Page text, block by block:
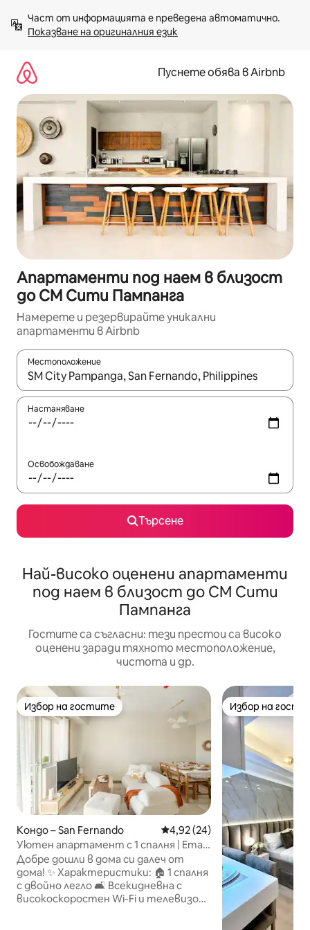
към
съдържанието
Показване на оригиналния език
Пуснете обява в Airbnb
Апартаменти под наем в близост
до СМ Сити Пампанга
Намерете и резервирайте уникални
апартаменти в Airbnb
Местоположение
Когато резултатите се покажат, използвайте
Настаняване
Освобождаване
Търсене
Най-високо оценени апартаменти
под наем в близост до СМ Сити
Пампанга
Гостите са съгласни: тези престои са високо
оценени заради тяхното местоположение,
чистота и др.
Избор на гостите
Избор на гостите
Кондо – San Fernando Средна оценка: 4,92 от 5,
4,92 (24)
Уютен апартамент с 1 спалня | Етаж
с удобства | Подходящ за работа и
почивка
Добре дошли в дома си далеч от
дома! ✨ Характеристики: 🏠 1 спалня
с двойно легло 🛋️ Всекидневна с
високоскоростен Wi-Fi и телевизор
Избор на
Избор на